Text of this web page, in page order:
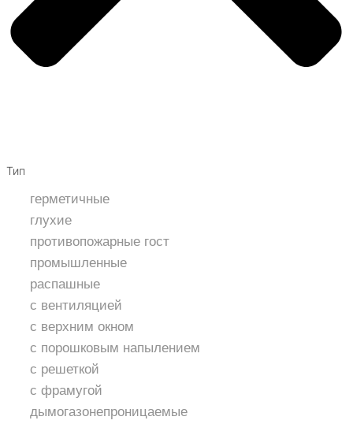
Тип
герметичные
глухие
противопожарные гост
промышленные
распашные
с вентиляцией
с верхним окном
с порошковым напылением
с решеткой
с фрамугой
дымогазонепроницаемые